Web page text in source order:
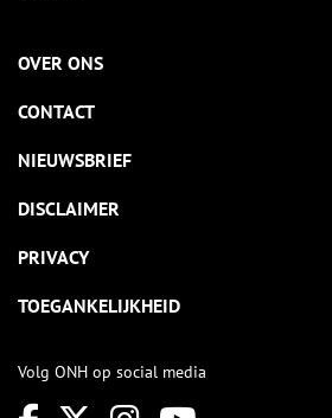
OVER ONS
CONTACT
NIEUWSBRIEF
DISCLAIMER
PRIVACY
TOEGANKELIJKHEID
Volg ONH op social media